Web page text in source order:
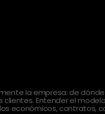
la empresa: de
Entender el
económicos, contratos,